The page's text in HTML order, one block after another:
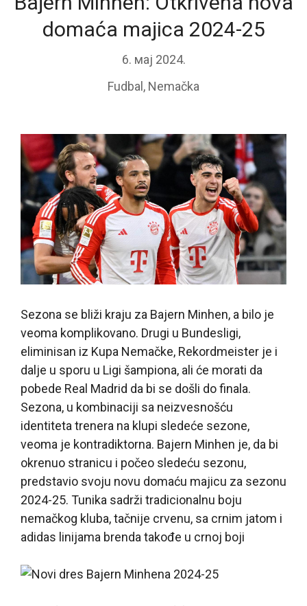
domaća majica 2024-25
6. мај 2024.
Fudbal , Nemačka
Sezona se bliži kraju za Bajern Minhen, a bilo je
veoma komplikovano. Drugi u Bundesligi,
eliminisan iz Kupa Nemačke, Rekordmeister je i
dalje u sporu u Ligi šampiona, ali će morati da
pobede Real Madrid da bi se došli do finala.
Sezona, u kombinaciji sa neizvesnošću
identiteta trenera na klupi sledeće sezone,
veoma je kontradiktorna. Bajern Minhen je, da bi
okrenuo stranicu i počeo sledeću sezonu,
predstavio svoju novu domaću majicu za sezonu
2024-25. Tunika sadrži tradicionalnu boju
nemačkog kluba, tačnije crvenu, sa crnim jatom i
adidas linijama brenda takođe u crnoj boji